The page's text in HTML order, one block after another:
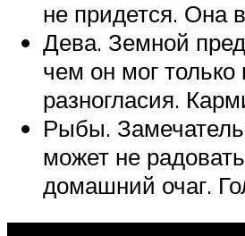
не придется. Она
Дева. Земной
чем он мог
разногласия.
Рыбы.
может не
домашний очаг.